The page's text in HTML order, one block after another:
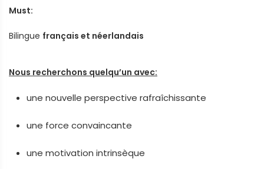
Must:
Bilingue français et néerlandais
Nous recherchons quelqu’un avec:
une nouvelle perspective rafraîchissante
une force convaincante
une motivation intrinsèque